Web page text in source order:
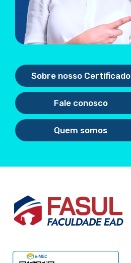
Sobre nosso Certificado
Fale conosco
Quem somos